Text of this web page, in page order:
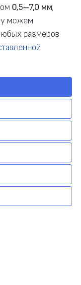
0,5–7,0 мм;
можем
размеров